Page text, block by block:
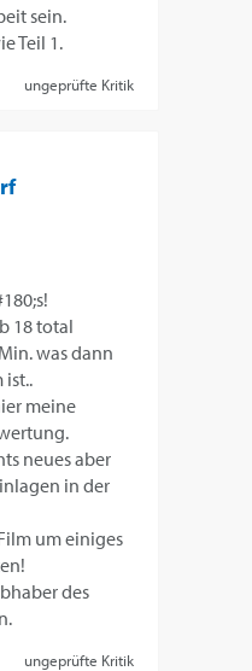
sein.
Teil 1.
ungeprüfte Kritik
18 total
was dann
ist..
meine
neues aber
in der
um einiges
des
ungeprüfte Kritik